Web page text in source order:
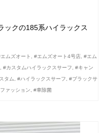
ックの185系ハイラックス
ムズオート #エムズオート4号店 #エム
#カスタムハイラックスサーフ
#キャン
タム #ハイラックスサーフ
#ブラックサ
ァッション #車除菌